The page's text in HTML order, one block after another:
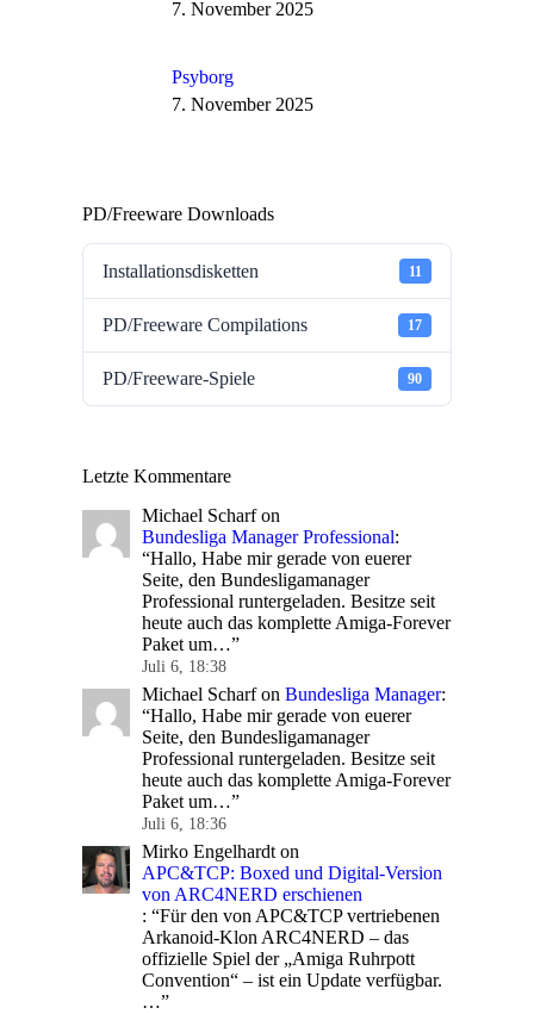
7. November 2025
Psyborg
7. November 2025
PD/Freeware Downloads
Installationsdisketten 11
PD/Freeware Compilations 17
PD/Freeware-Spiele 90
Letzte Kommentare
Michael Scharfon
Bundesliga Manager Professional:
“Hallo, Habe mir gerade von euerer
Seite, den Bundesligamanager
Professional runtergeladen. Besitze seit
heute auch das komplette Amiga-Forever
Paket um…”
Juli 6, 18:38
Michael Scharfon Bundesliga Manager:
“Hallo, Habe mir gerade von euerer
Seite, den Bundesligamanager
Professional runtergeladen. Besitze seit
heute auch das komplette Amiga-Forever
Paket um…”
Juli 6, 18:36
Mirko Engelhardton
APC&TCP: Boxed und Digital-Version
von ARC4NERD erschienen
: “Für den von APC&TCP vertriebenen
Arkanoid-Klon ARC4NERD – das
offizielle Spiel der „Amiga Ruhrpott
Convention“ – ist ein Update verfügbar.
…”